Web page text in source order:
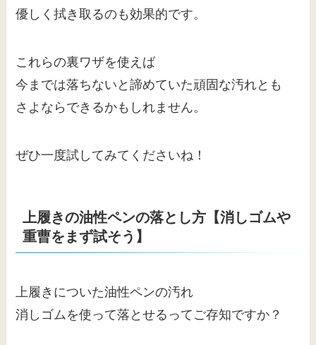
優しく拭き取るのも効果的です。
これらの裏ワザを使えば
今までは落ちないと諦めていた頑固な汚れとも
さよならできるかもしれません。
ぜひ一度試してみてくださいね！
上履きの油性ペンの落とし方【消しゴムや
重曹をまず試そう】
上履きについた油性ペンの汚れ
消しゴムを使って落とせるってご存知ですか？